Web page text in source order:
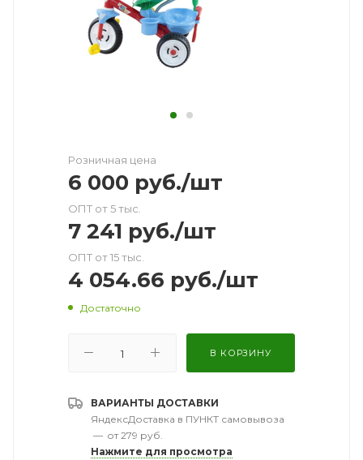
Розничная цена
6 000 руб./шт
ОПТ от 5 тыс.
7 241 руб./шт
ОПТ от 15 тыс.
4 054.66 руб./шт
Достаточно
В КОРЗИНУ
ВАРИАНТЫ ДОСТАВКИ
ЯндексДоставка в ПУНКТ самовывоза
— от 279 руб.
Нажмите для просмотра